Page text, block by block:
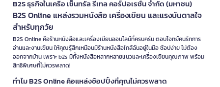
B2S ธุรกิจในเครือ เซ็นทรัล รีเทล คอร์ปอเรชั่น จำกัด (มหาชน)
B2S Online แหล่งรวมหนังสือ เครื่องเขียน และแรงบันดาลใจ
สำหรับทุกวัย
B2S Online คือร้านหนังสือและเครื่องเขียนออนไลน์ที่ครบครัน ตอบโจทย์คนรักการ
อ่านและงานเขียน ให้คุณรู้สึกเหมือนมีร้านหนังสือใกล้ฉันอยู่ในมือ ช้อปง่าย ไม่ต้อง
ออกจากบ้าน เพราะ b2s มีทั้งหนังสือหลากหลายแนวและเครื่องเขียนคุณภาพ พร้อม
สิทธิพิเศษที่ไม่ควรพลาด!
ทำไม B2S Online คือแหล่งช้อปปิ้งที่คุณไม่ควรพลาด